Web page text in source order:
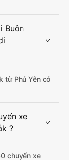
Buôn
từ Phú Yên có
xe
?
chuyến xe